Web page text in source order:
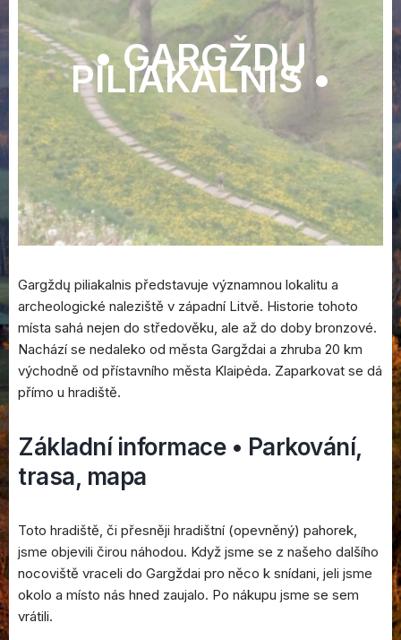
• GARGŽDŲ
PILIAKALNIS •
Gargždų piliakalnis představuje významnou lokalitu a
archeologické naleziště v západní Litvě. Historie tohoto
místa sahá nejen do středověku, ale až do doby bronzové.
Nachází se nedaleko od města Gargždai a zhruba 20 km
východně od přístavního města Klaipėda. Zaparkovat se dá
přímo u hradiště.
Základní informace • Parkování,
trasa, mapa
Toto hradiště, či přesněji hradištní (opevněný) pahorek,
jsme objevili čirou náhodou. Když jsme se z našeho dalšího
nocoviště vraceli do Gargždai pro něco k snídani, jeli jsme
okolo a místo nás hned zaujalo. Po nákupu jsme se sem
vrátili.